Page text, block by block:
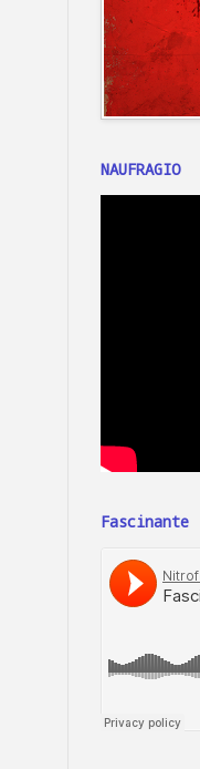
NAUFRAGIO
Fascinante